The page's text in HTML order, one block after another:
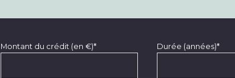
Montant du crédit (en €)* Durée (années)*